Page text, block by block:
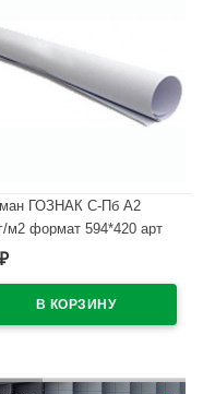
ГОЗНАК С-Пб А2
м2 формат 594*420 арт
₽